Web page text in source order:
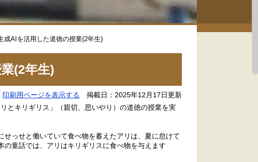
成AIを活用した道徳の授業(2年生)
(2年生)
印刷用ページを表示する 掲載日：2025年12月17日更新
とキリギリス」（親切、思いやり）の道徳の授業を実
っせと働いていて食べ物を蓄えたアリは、夏に怠けて
童話では、アリはキリギリスに食べ物を与えます